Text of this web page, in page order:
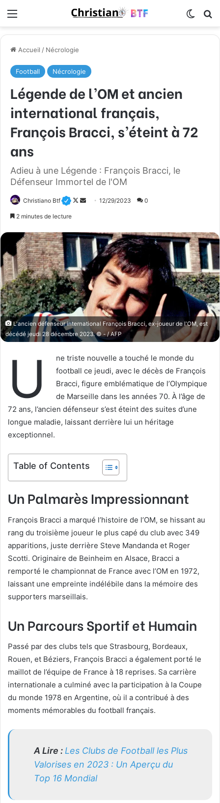
Accueil / Nécrologie
Football Nécrologie
Légende de l’OM et ancien
international français,
François Bracci, s’éteint à 72
ans
Adieu à une Légende : François Bracci, le
Défenseur Immortel de l'OM
Christiano Btf
F
l
o
w
o
n
X
o
y
e
r
u
n
c
o
u
r
l
12/29/2023 0
2 minutes de lecture
L'ancien défenseur international François Bracci, ex-joueur de l'OM, est
décédé jeudi 28 décembre 2023. © - / AFP
U
ne triste nouvelle a touché le monde du
football ce jeudi, avec le décès de François
Bracci, figure emblématique de l’Olympique
de Marseille dans les années 70. À l’âge de
72 ans, l’ancien défenseur s’est éteint des suites d’une
longue maladie, laissant derrière lui un héritage
exceptionnel.
Table of Contents
Un Palmarès Impressionnant
François Bracci a marqué l’histoire de l’OM, se hissant au
rang du troisième joueur le plus capé du club avec 349
apparitions, juste derrière Steve Mandanda et Roger
Scotti. Originaire de Beinheim en Alsace, Bracci a
remporté le championnat de France avec l’OM en 1972,
laissant une empreinte indélébile dans la mémoire des
supporters marseillais.
Un Parcours Sportif et Humain
Passé par des clubs tels que Strasbourg, Bordeaux,
Rouen, et Béziers, François Bracci a également porté le
maillot de l’équipe de France à 18 reprises. Sa carrière
internationale a culminé avec la participation à la Coupe
du monde 1978 en Argentine, où il a contribué à des
moments mémorables du football français.
A Lire : Les Clubs de Football les Plus
Valorises en 2023 : Un Aperçu du
Top 16 Mondial